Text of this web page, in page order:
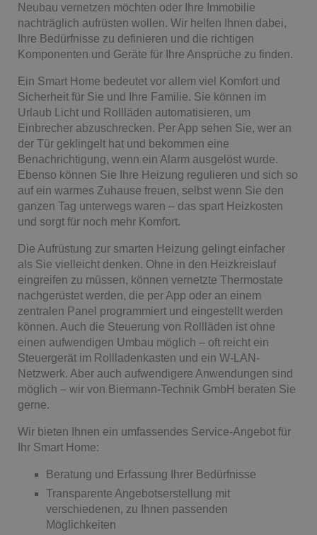
Neubau vernetzen möchten oder Ihre Immobilie
nachträglich aufrüsten wollen. Wir helfen Ihnen dabei,
Ihre Bedürfnisse zu definieren und die richtigen
Komponenten und Geräte für Ihre Ansprüche zu finden.
Ein Smart Home bedeutet vor allem viel Komfort und
Sicherheit für Sie und Ihre Familie. Sie können im
Urlaub Licht und Rollläden automatisieren, um
Einbrecher abzuschrecken. Per App sehen Sie, wer an
der Tür geklingelt hat und bekommen eine
Benachrichtigung, wenn ein Alarm ausgelöst wurde.
Ebenso können Sie Ihre Heizung regulieren und sich so
auf ein warmes Zuhause freuen, selbst wenn Sie den
ganzen Tag unterwegs waren – das spart Heizkosten
und sorgt für noch mehr Komfort.
Die Aufrüstung zur smarten Heizung gelingt einfacher
als Sie vielleicht denken. Ohne in den Heizkreislauf
eingreifen zu müssen, können vernetzte Thermostate
nachgerüstet werden, die per App oder an einem
zentralen Panel programmiert und eingestellt werden
können. Auch die Steuerung von Rollläden ist ohne
einen aufwendigen Umbau möglich – oft reicht ein
Steuergerät im Rollladenkasten und ein W-LAN-
Netzwerk. Aber auch aufwendigere Anwendungen sind
möglich – wir von Biermann-Technik GmbH beraten Sie
gerne.
Wir bieten Ihnen ein umfassendes Service-Angebot für
Ihr Smart Home:
Beratung und Erfassung Ihrer Bedürfnisse
Transparente Angebotserstellung mit
verschiedenen, zu Ihnen passenden
Möglichkeiten